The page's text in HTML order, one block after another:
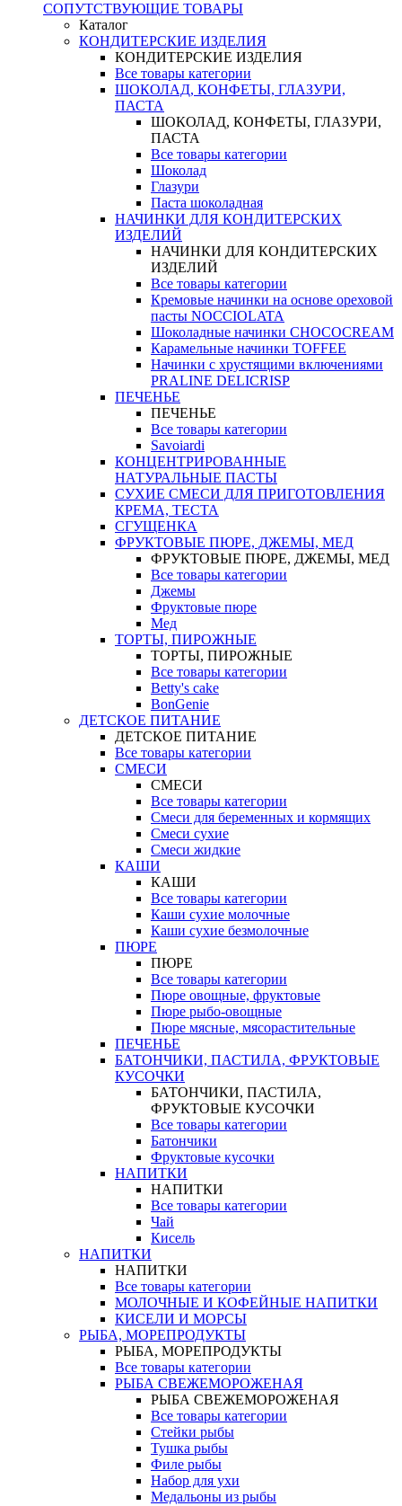
СОПУТСТВУЮЩИЕ ТОВАРЫ
Каталог
КОНДИТЕРСКИЕ ИЗДЕЛИЯ
КОНДИТЕРСКИЕ ИЗДЕЛИЯ
Все товары категории
ШОКОЛАД, КОНФЕТЫ, ГЛАЗУРИ,
ПАСТА
ШОКОЛАД, КОНФЕТЫ, ГЛАЗУРИ,
ПАСТА
Все товары категории
Шоколад
Глазури
Паста шоколадная
НАЧИНКИ ДЛЯ КОНДИТЕРСКИХ
ИЗДЕЛИЙ
НАЧИНКИ ДЛЯ КОНДИТЕРСКИХ
ИЗДЕЛИЙ
Все товары категории
Кремовые начинки на основе ореховой
пасты NOCCIOLATA
Шоколадные начинки CHOCOCREAM
Карамельные начинки TOFFEE
Начинки с хрустящими включениями
PRALINE DELICRISP
ПЕЧЕНЬЕ
ПЕЧЕНЬЕ
Все товары категории
Savoiardi
КОНЦЕНТРИРОВАННЫЕ
НАТУРАЛЬНЫЕ ПАСТЫ
СУХИЕ СМЕСИ ДЛЯ ПРИГОТОВЛЕНИЯ
КРЕМА, ТЕСТА
СГУЩЕНКА
ФРУКТОВЫЕ ПЮРЕ, ДЖЕМЫ, МЕД
ФРУКТОВЫЕ ПЮРЕ, ДЖЕМЫ, МЕД
Все товары категории
Джемы
Фруктовые пюре
Мед
ТОРТЫ, ПИРОЖНЫЕ
ТОРТЫ, ПИРОЖНЫЕ
Все товары категории
Betty's cake
BonGenie
ДЕТСКОЕ ПИТАНИЕ
ДЕТСКОЕ ПИТАНИЕ
Все товары категории
СМЕСИ
СМЕСИ
Все товары категории
Смеси для беременных и кормящих
Смеси сухие
Смеси жидкие
КАШИ
КАШИ
Все товары категории
Каши сухие молочные
Каши сухие безмолочные
ПЮРЕ
ПЮРЕ
Все товары категории
Пюре овощные, фруктовые
Пюре рыбо-овощные
Пюре мясные, мясорастительные
ПЕЧЕНЬЕ
БАТОНЧИКИ, ПАСТИЛА, ФРУКТОВЫЕ
КУСОЧКИ
БАТОНЧИКИ, ПАСТИЛА,
ФРУКТОВЫЕ КУСОЧКИ
Все товары категории
Батончики
Фруктовые кусочки
НАПИТКИ
НАПИТКИ
Все товары категории
Чай
Кисель
НАПИТКИ
НАПИТКИ
Все товары категории
МОЛОЧНЫЕ И КОФЕЙНЫЕ НАПИТКИ
КИСЕЛИ И МОРСЫ
РЫБА, МОРЕПРОДУКТЫ
РЫБА, МОРЕПРОДУКТЫ
Все товары категории
РЫБА СВЕЖЕМОРОЖЕНАЯ
РЫБА СВЕЖЕМОРОЖЕНАЯ
Все товары категории
Стейки рыбы
Тушка рыбы
Филе рыбы
Набор для ухи
Медальоны из рыбы